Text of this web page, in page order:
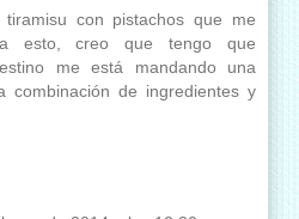
con pistachos que me
esto, creo que tengo que
me está mandando una
combinación de ingredientes y